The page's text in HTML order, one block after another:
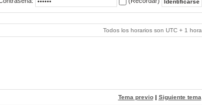
Todos los horarios son UTC + 1 hora
Tema previo| Siguiente tema